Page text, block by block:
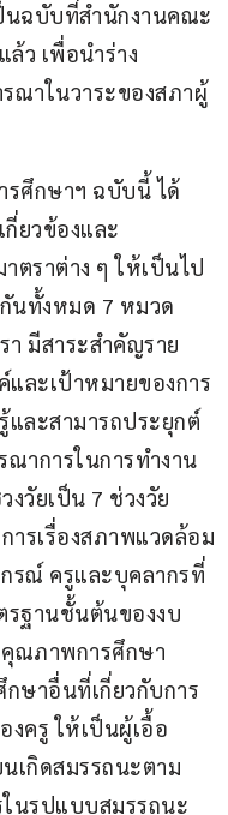
นฉบับที่สำนักงานคณะ
ว เพื่อนำร่าง
ณาในวาระของสภาผู้
รศึกษาฯ ฉบับนี้ ได้
ยวข้องและ
ตราต่าง ๆ ให้เป็นไป
นทั้งหมด 7 หมวด
า มีสาระสำคัญราย
ละเป้าหมายของการ
และสามารถประยุกต์
าการในการทำงาน
วัยเป็น 7 ช่วงวัย
รเรื่องสภาพแวดล้อม
รณ์ ครูและบุคลากรที่
รฐานชั้นต้นของงบ
ณภาพการศึกษา
ษาอื่นที่เกี่ยวกับการ
ครู ให้เป็นผู้เอื้อ
เกิดสมรรถนะตาม
นรูปแบบสมรรถนะ